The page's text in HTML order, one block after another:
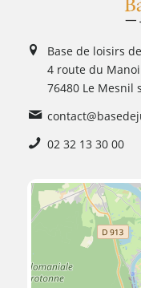
Base de loisirs
4 route du
76480 Le Mesnil
02 32 13 30 00